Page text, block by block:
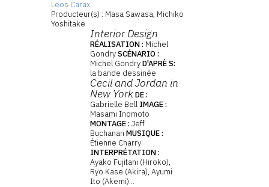
Leos Carax
Producteur(s) : Masa Sawasa, Michiko
Yoshitake
Interior Design
RÉALISATION : Michel
GondrySCÉNARIO :
Michel GondryD'APRÈ S:
la bande dessinée
Cecil and Jordan in
New YorkDE :
Gabrielle Bell IMAGE :
Masami Inomoto
MONTAGE : Jeff
Buchanan MUSIQUE :
Étienne Charry
INTERPRÉTATION :
Ayako Fujitani (Hiroko),
Ryo Kase (Akira), Ayumi
Ito (Akemi)...